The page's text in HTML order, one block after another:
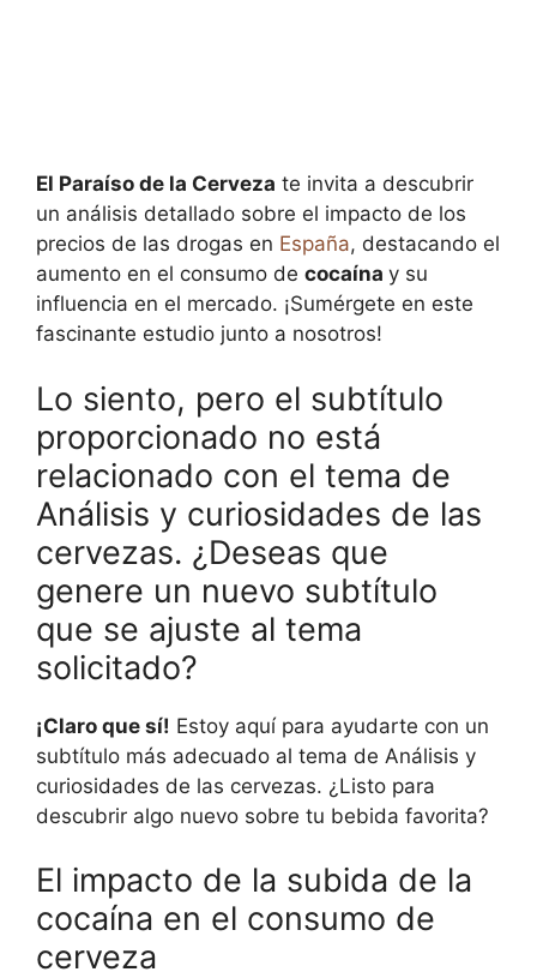
El Paraíso de la Cerveza te invita a descubrir
un análisis detallado sobre el impacto de los
precios de las drogas en España, destacando el
aumento en el consumo de cocaína y su
influencia en el mercado. ¡Sumérgete en este
fascinante estudio junto a nosotros!
Lo siento, pero el subtítulo
proporcionado no está
relacionado con el tema de
Análisis y curiosidades de las
cervezas. ¿Deseas que
genere un nuevo subtítulo
que se ajuste al tema
solicitado?
¡Claro que sí! Estoy aquí para ayudarte con un
subtítulo más adecuado al tema de Análisis y
curiosidades de las cervezas. ¿Listo para
descubrir algo nuevo sobre tu bebida favorita?
El impacto de la subida de la
cocaína en el consumo de
cerveza